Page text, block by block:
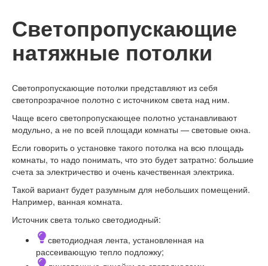
Светопропускающие
натяжные потолки
Светопропускающие потолки представляют из себя
светопрозрачное полотно с источником света над ним.
Чаще всего светопропускающее полотно устанавливают
модульно, а не по всей площади комнаты — световые окна.
Если говорить о установке такого потолка на всю площадь
комнаты, то надо понимать, что это будет затратно: большие
счета за электричество и очень качественная электрика.
Такой вариант будет разумным для небольших помещений.
Например, ванная комната.
Источник света только светодиодный:
светодиодная лента, установленная на
рассеивающую тепло подложку;